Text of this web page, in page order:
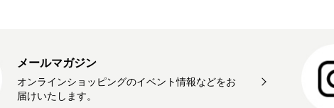
メールマガジン
オンラインショッピングのイベント情報などをお
届けいたします。